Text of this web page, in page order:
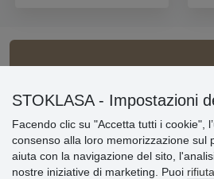
» Impostazioni dei cookie
» Termini & Condizioni
» Informativa sulla Privacy
» Consegna e pagamento
» Garanzia e resi
STOKLASA - Impostazioni
Facendo clic su "Accetta tutti i cookie",
consenso alla loro memorizzazione sul
aiuta con la navigazione del sito,
nostre iniziative di marketing. Puoi